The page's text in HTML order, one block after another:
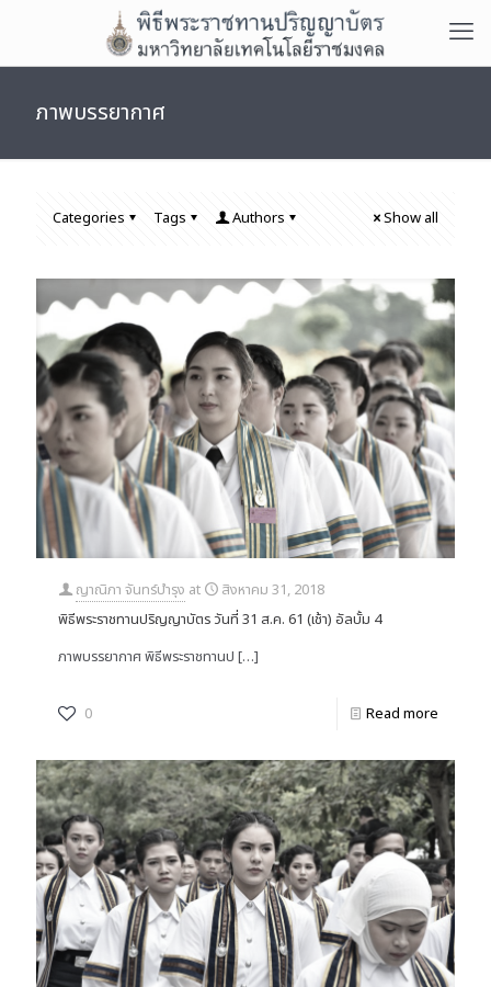
ภาพบรรยากาศ
Categories Tags Authors Show all
ญาณิภา จันทร์บำรุง at
สิงหาคม 31, 2018
พิธีพระราชทานปริญญาบัตร วันที่ 31 ส.ค. 61 (เช้า) อัลบั้ม 4
ภาพบรรยากาศ พิธีพระราชทานป […]
0 Read more